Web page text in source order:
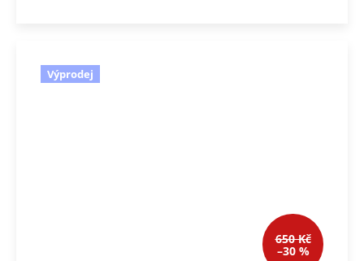
Výprodej
650 Kč
–30 %